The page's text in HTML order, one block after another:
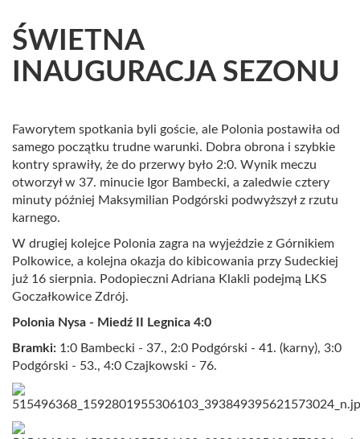
ŚWIETNA
INAUGURACJA SEZONU
Faworytem spotkania byli goście, ale Polonia postawiła od
samego początku trudne warunki. Dobra obrona i szybkie
kontry sprawiły, że do przerwy było 2:0. Wynik meczu
otworzył w 37. minucie Igor Bambecki, a zaledwie cztery
minuty później Maksymilian Podgórski podwyższył z rzutu
karnego.
W drugiej kolejce Polonia zagra na wyjeździe z Górnikiem
Polkowice, a kolejna okazja do kibicowania przy Sudeckiej
już 16 sierpnia. Podopieczni Adriana Klakli podejmą LKS
Goczałkowice Zdrój.
Polonia Nysa - Miedź II Legnica 4:0
Bramki: 1:0 Bambecki - 37., 2:0 Podgórski - 41. (karny), 3:0
Podgórski - 53., 4:0 Czajkowski - 76.